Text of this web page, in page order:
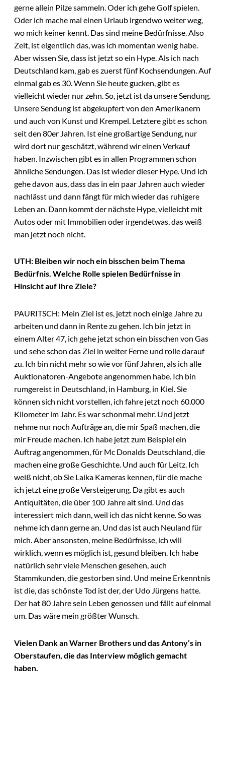
gerne allein Pilze sammeln. Oder ich gehe Golf spielen.
Oder ich mache mal einen Urlaub irgendwo weiter weg,
wo mich keiner kennt. Das sind meine Bedürfnisse. Also
Zeit, ist eigentlich das, was ich momentan wenig habe.
Aber wissen Sie, dass ist jetzt so ein Hype. Als ich nach
Deutschland kam, gab es zuerst fünf Kochsendungen. Auf
einmal gab es 30. Wenn Sie heute gucken, gibt es
vielleicht wieder nur zehn. So, jetzt ist da unsere Sendung.
Unsere Sendung ist abgekupfert von den Amerikanern
und auch von Kunst und Krempel. Letztere gibt es schon
seit den 80er Jahren. Ist eine großartige Sendung, nur
wird dort nur geschätzt, während wir einen Verkauf
haben. Inzwischen gibt es in allen Programmen schon
ähnliche Sendungen. Das ist wieder dieser Hype. Und ich
gehe davon aus, dass das in ein paar Jahren auch wieder
nachlässt und dann fängt für mich wieder das ruhigere
Leben an. Dann kommt der nächste Hype, vielleicht mit
Autos oder mit Immobilien oder irgendetwas, das weiß
man jetzt noch nicht.
UTH: Bleiben wir noch ein bisschen beim Thema
Bedürfnis. Welche Rolle spielen Bedürfnisse in
Hinsicht auf Ihre Ziele?
PAURITSCH: Mein Ziel ist es, jetzt noch einige Jahre zu
arbeiten und dann in Rente zu gehen. Ich bin jetzt in
einem Alter 47, ich gehe jetzt schon ein bisschen von Gas
und sehe schon das Ziel in weiter Ferne und rolle darauf
zu. Ich bin nicht mehr so wie vor fünf Jahren, als ich alle
Auktionatoren-Angebote angenommen habe. Ich bin
rumgereist in Deutschland, in Hamburg, in Kiel. Sie
können sich nicht vorstellen, ich fahre jetzt noch 60.000
Kilometer im Jahr. Es war schonmal mehr. Und jetzt
nehme nur noch Aufträge an, die mir Spaß machen, die
mir Freude machen. Ich habe jetzt zum Beispiel ein
Auftrag angenommen, für Mc Donalds Deutschland, die
machen eine große Geschichte. Und auch für Leitz. Ich
weiß nicht, ob Sie Laika Kameras kennen, für die mache
ich jetzt eine große Versteigerung. Da gibt es auch
Antiquitäten, die über 100 Jahre alt sind. Und das
interessiert mich dann, weil ich das nicht kenne. So was
nehme ich dann gerne an. Und das ist auch Neuland für
mich. Aber ansonsten, meine Bedürfnisse, ich will
wirklich, wenn es möglich ist, gesund bleiben. Ich habe
natürlich sehr viele Menschen gesehen, auch
Stammkunden, die gestorben sind. Und meine Erkenntnis
ist die, das schönste Tod ist der, der Udo Jürgens hatte.
Der hat 80 Jahre sein Leben genossen und fällt auf einmal
um. Das wäre mein größter Wunsch.
Vielen Dank an Warner Brothers und das Antony’s in
Oberstaufen, die das Interview möglich gemacht
haben.